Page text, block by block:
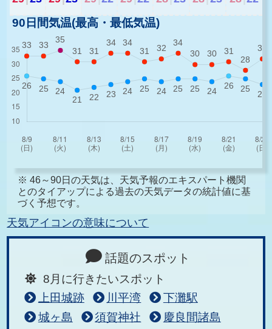
90日間気温(最高・最低気温)
※ 46～90日の天気は、天気予報のエキスパート機関
とのタイアップによる過去の天気データの統計値に基
づく予想です。
天気アイコンの意味について
話題のスポット
8月に行きたいスポット
上田城跡
川平湾
下灘駅
城ヶ島
須賀神社
慶良間諸島